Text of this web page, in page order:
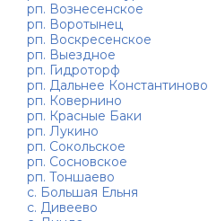
рп. Вознесенское
рп. Воротынец
рп. Воскресенское
рп. Выездное
рп. Гидроторф
рп. Дальнее Константиново
рп. Ковернино
рп. Красные Баки
рп. Лукино
рп. Сокольское
рп. Сосновское
рп. Тоншаево
с. Большая Ельня
с. Дивеево